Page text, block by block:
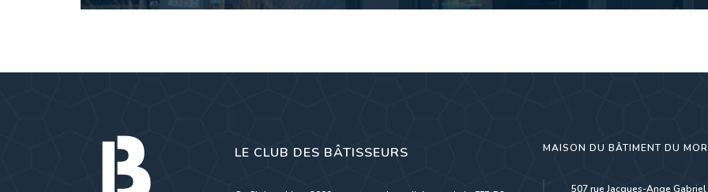
LE CLUB DES BÂTISSEURS MAISON DU BÂTIMENT DU
507 rue Jacques-Ange Gabriel